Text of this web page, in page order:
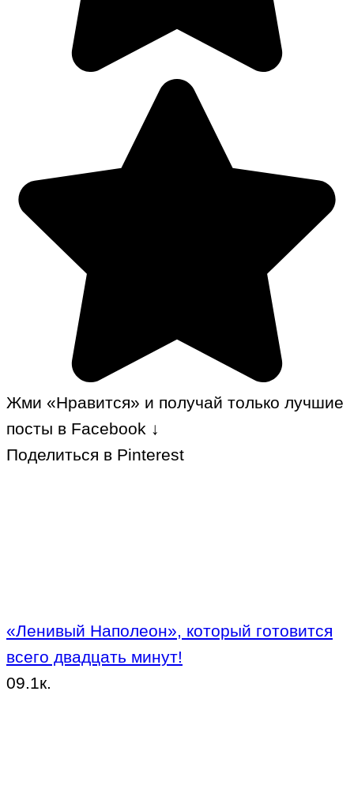
Жми «Нравится» и получай только лучшие
посты в Facebook ↓
Поделиться в Pinterest
«Ленивый Наполеон», который готовится
всего двадцать минут!
09.1к.